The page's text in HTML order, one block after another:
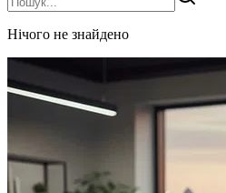
Нічого не знайдено